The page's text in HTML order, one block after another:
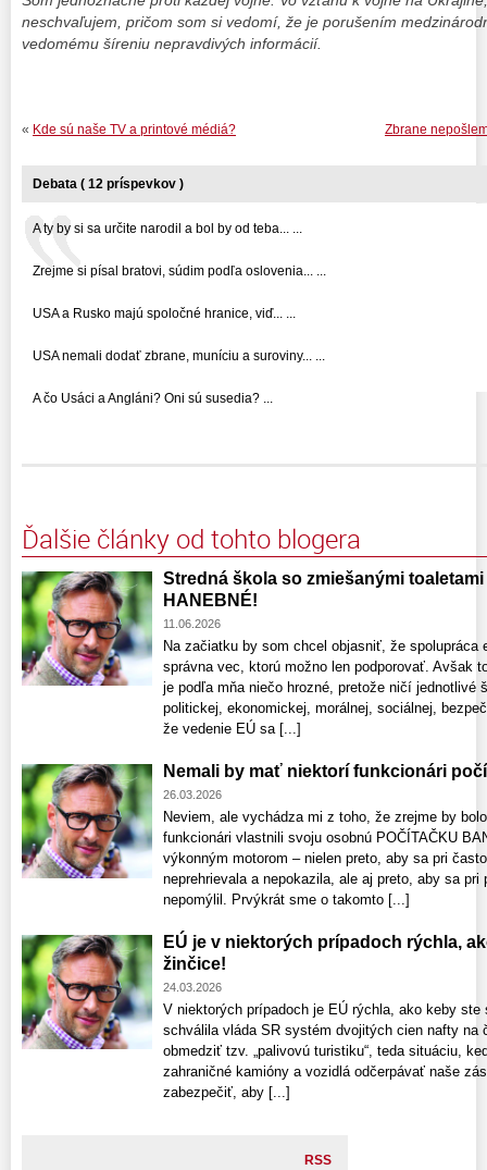
neschvaľujem, pričom som si vedomí, že je porušením
vedomému šíreniu nepravdivých informácií.
Zbrane
« Kde sú naše TV a printové médiá?
Debata ( 12 príspevkov )
A ty by si sa určite narodil a bol by od teba... ...
Zrejme si písal bratovi, súdim podľa oslovenia... ...
USA a Rusko majú spoločné hranice, viď... ...
USA nemali dodať zbrane, muníciu a suroviny... ...
A čo Usáci a Angláni? Oni sú susedia? ...
Ďalšie články od tohto blogera
Stredná škola so zmiešanými
HANEBNÉ!
11.06.2026
Na začiatku by som chcel objasniť, že spolupráca
správna vec, ktorú možno len podporovať. Avšak
je podľa mňa niečo hrozné, pretože ničí
politickej, ekonomickej, morálnej, sociálnej,
že vedenie EÚ sa [...]
Nemali by mať niektorí funkcionári
26.03.2026
Neviem, ale vychádza mi z toho, že zrejme by
funkcionári vlastnili svoju osobnú POČÍTAČKU
výkonným motorom – nielen preto, aby sa pri
neprehrievala a nepokazila, ale aj preto, aby sa
nepomýlil. Prvýkrát sme o takomto [...]
EÚ je v niektorých prípadoch rýchla,
žinčice!
24.03.2026
V niektorých prípadoch je EÚ rýchla, ako keby ste
schválila vláda SR systém dvojitých cien nafty na
obmedziť tzv. „palivovú turistiku“, teda situáciu,
zahraničné kamióny a vozidlá odčerpávať naše
zabezpečiť, aby [...]
RSS